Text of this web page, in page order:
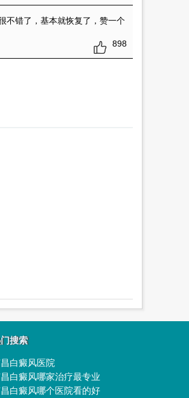
不错了，基本就恢复了，赞一个
898
搜索
白癜风医院
白癜风哪家治疗最专业
白癜风哪个医院看的好